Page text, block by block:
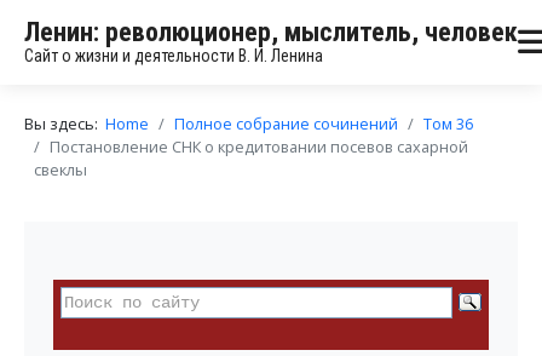
Ленин: революционер, мыслитель, человек
Сайт о жизни и деятельности В. И. Ленина
Вы здесь: Home Полное собрание сочинений
Том 36
Постановление СНК о кредитовании посевов сахарной
свеклы